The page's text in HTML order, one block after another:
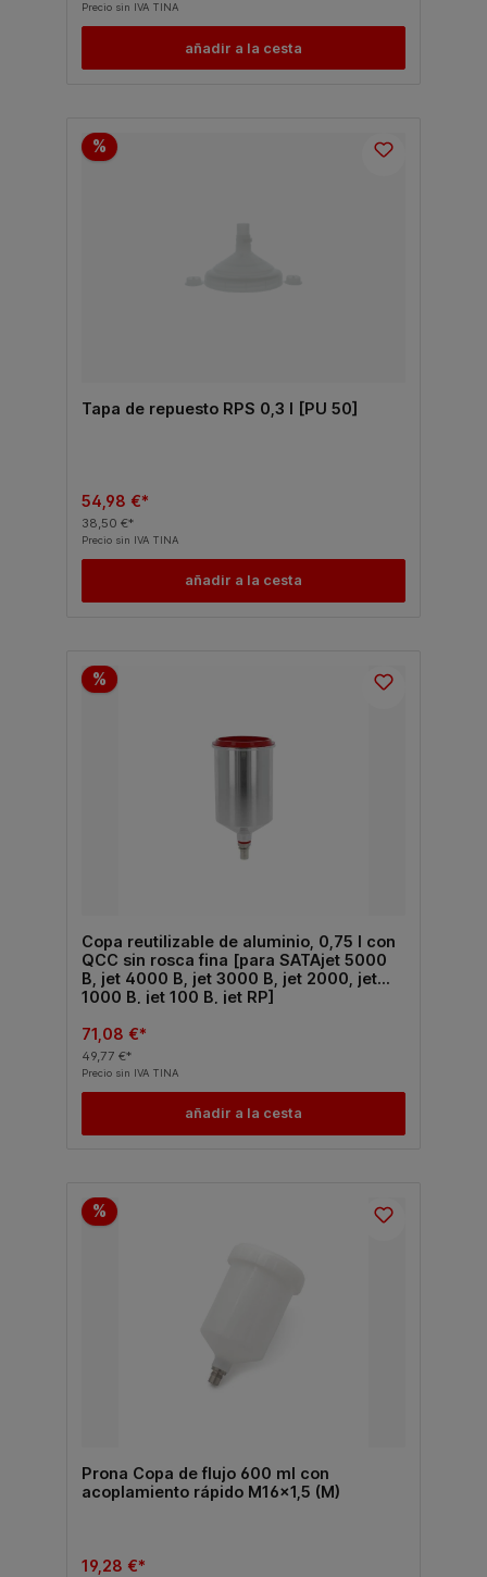
Precio sin IVA TINA
añadir a la cesta
%
Tapa de repuesto RPS 0,3 l [PU 50]
54,98 €*
38,50 €*
Precio sin IVA TINA
añadir a la cesta
%
Copa reutilizable de aluminio, 0,75 l con
QCC sin rosca fina [para SATAjet 5000
B, jet 4000 B, jet 3000 B, jet 2000, jet
1000 B, jet 100 B, jet RP]
71,08 €*
49,77 €*
Precio sin IVA TINA
añadir a la cesta
%
Prona Copa de flujo 600 ml con
acoplamiento rápido M16x1,5 (M)
19,28 €*